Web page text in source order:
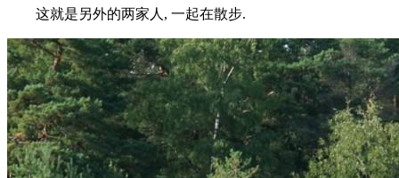
这就是另外的两家人, 一起在散步.